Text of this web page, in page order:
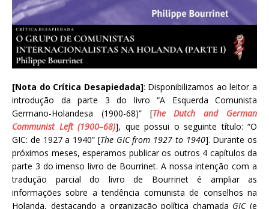
[Nota do Crítica Desapiedada]: Disponibilizamos ao leitor a
introdução da parte 3 do livro “A Esquerda Comunista
Germano-Holandesa (1900-68)” [The Dutch and German
Communist Left (1900–68)], que possui o seguinte título: “O
GIC: de 1927 a 1940” [The GIC from 1927 to 1940]. Durante os
próximos meses, esperamos publicar os outros 4 capítulos da
parte 3 do imenso livro de Bourrinet. A nossa intenção com a
tradução parcial do livro de Bourrinet é ampliar as
informações sobre a tendência comunista de conselhos na
Holanda, destacando a organização política chamada GIC(e